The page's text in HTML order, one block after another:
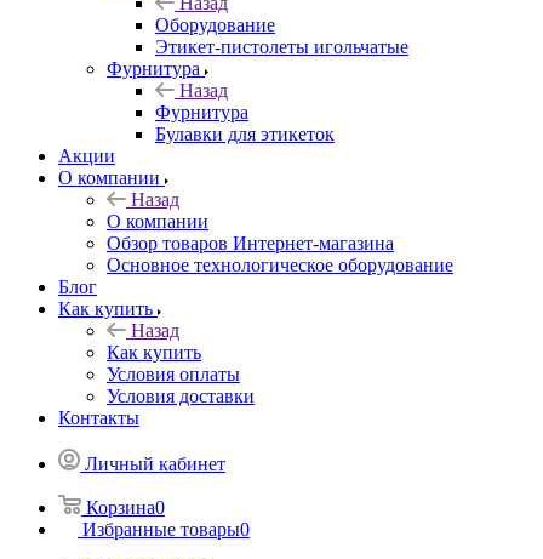
Оборудование
Этикет-пистолеты игольчатые
Фурнитура
Назад
Фурнитура
Булавки для этикеток
Акции
О компании
Назад
О компании
Обзор товаров Интернет-магазина
Основное технологическое оборудование
Блог
Как купить
Назад
Как купить
Условия оплаты
Условия доставки
Контакты
Личный кабинет
Корзина0
Избранные товары0